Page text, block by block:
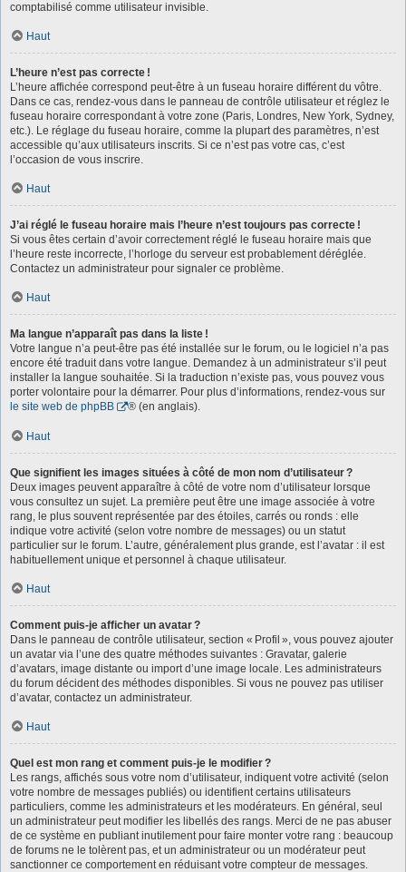
comptabilisé comme utilisateur invisible.
Haut
L’heure n’est pas correcte !
L’heure affichée correspond peut-être à un fuseau horaire différent du vôtre.
Dans ce cas, rendez-vous dans le panneau de contrôle utilisateur et réglez le
fuseau horaire correspondant à votre zone (Paris, Londres, New York, Sydney,
etc.). Le réglage du fuseau horaire, comme la plupart des paramètres, n’est
accessible qu’aux utilisateurs inscrits. Si ce n’est pas votre cas, c’est
l’occasion de vous inscrire.
Haut
J’ai réglé le fuseau horaire mais l’heure n’est toujours pas correcte !
Si vous êtes certain d’avoir correctement réglé le fuseau horaire mais que
l’heure reste incorrecte, l’horloge du serveur est probablement déréglée.
Contactez un administrateur pour signaler ce problème.
Haut
Ma langue n’apparaît pas dans la liste !
Votre langue n’a peut-être pas été installée sur le forum, ou le logiciel n’a pas
encore été traduit dans votre langue. Demandez à un administrateur s’il peut
installer la langue souhaitée. Si la traduction n’existe pas, vous pouvez vous
porter volontaire pour la démarrer. Pour plus d’informations, rendez-vous sur
le site web de phpBB
® (en anglais).
Haut
Que signifient les images situées à côté de mon nom d’utilisateur ?
Deux images peuvent apparaître à côté de votre nom d’utilisateur lorsque
vous consultez un sujet. La première peut être une image associée à votre
rang, le plus souvent représentée par des étoiles, carrés ou ronds : elle
indique votre activité (selon votre nombre de messages) ou un statut
particulier sur le forum. L’autre, généralement plus grande, est l’avatar : il est
habituellement unique et personnel à chaque utilisateur.
Haut
Comment puis-je afficher un avatar ?
Dans le panneau de contrôle utilisateur, section « Profil », vous pouvez ajouter
un avatar via l’une des quatre méthodes suivantes : Gravatar, galerie
d’avatars, image distante ou import d’une image locale. Les administrateurs
du forum décident des méthodes disponibles. Si vous ne pouvez pas utiliser
d’avatar, contactez un administrateur.
Haut
Quel est mon rang et comment puis-je le modifier ?
Les rangs, affichés sous votre nom d’utilisateur, indiquent votre activité (selon
votre nombre de messages publiés) ou identifient certains utilisateurs
particuliers, comme les administrateurs et les modérateurs. En général, seul
un administrateur peut modifier les libellés des rangs. Merci de ne pas abuser
de ce système en publiant inutilement pour faire monter votre rang : beaucoup
de forums ne le tolèrent pas, et un administrateur ou un modérateur peut
sanctionner ce comportement en réduisant votre compteur de messages.